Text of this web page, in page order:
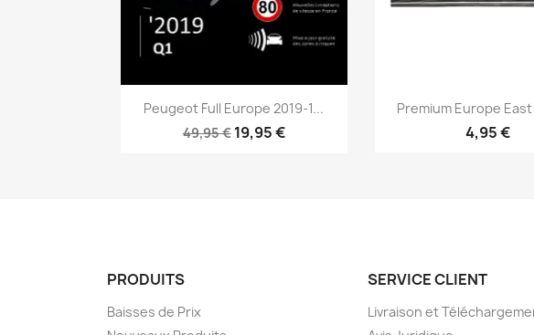
Aperçu rapide
Peugeot Full Europe 2019-1...
49,95 € 19,95 €
Aperçu
Premium Europe
4,95 €
PRODUITS
Baisses de Prix
SERVICE CLIENT
Livraison et